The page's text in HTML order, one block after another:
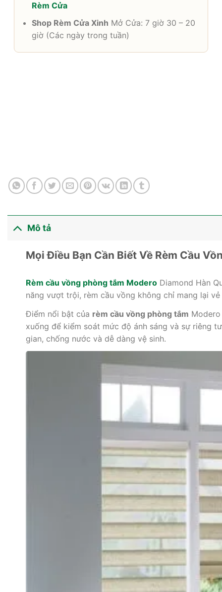
Rèm Cửa
Shop Rèm Cửa Xinh Mở Cửa: 7 giờ 30 – 20
giờ (Các ngày trong tuần)
Mô tả
Mọi Điều Bạn Cần Biết Về Rèm Cầu
Rèm cầu vồng phòng tắm ModeroDiamond Hàn
năng vượt trội, rèm cầu vồng không chỉ mang lại
Điểm nổi bật của rèm cầu vồng phòng tắm
xuống để kiểm soát mức độ ánh sáng và sự riêng
gian, chống nước và dễ dàng vệ sinh.